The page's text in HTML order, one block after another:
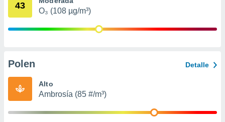
publicidad
de
43
O₃ (108 µg/m³)
Polen Detalle
Alto
Ambrosía (85 #/m³)